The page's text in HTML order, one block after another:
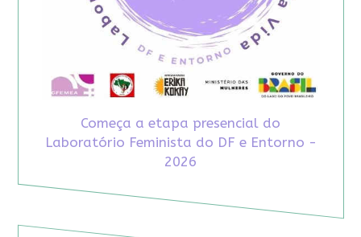
Começa a etapa presencial do
Laboratório Feminista do DF e Entorno -
2026